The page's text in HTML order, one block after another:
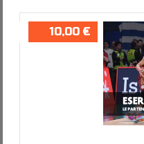
10,00 €